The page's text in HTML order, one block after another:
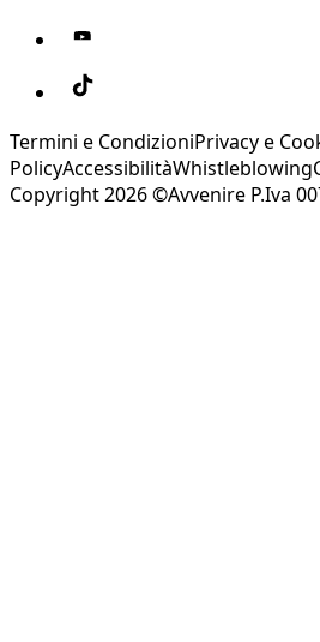
Termini e CondizioniPrivacy e
PolicyAccessibilitàWhistleblowing
Copyright 2026 ©Avvenire P.Iva